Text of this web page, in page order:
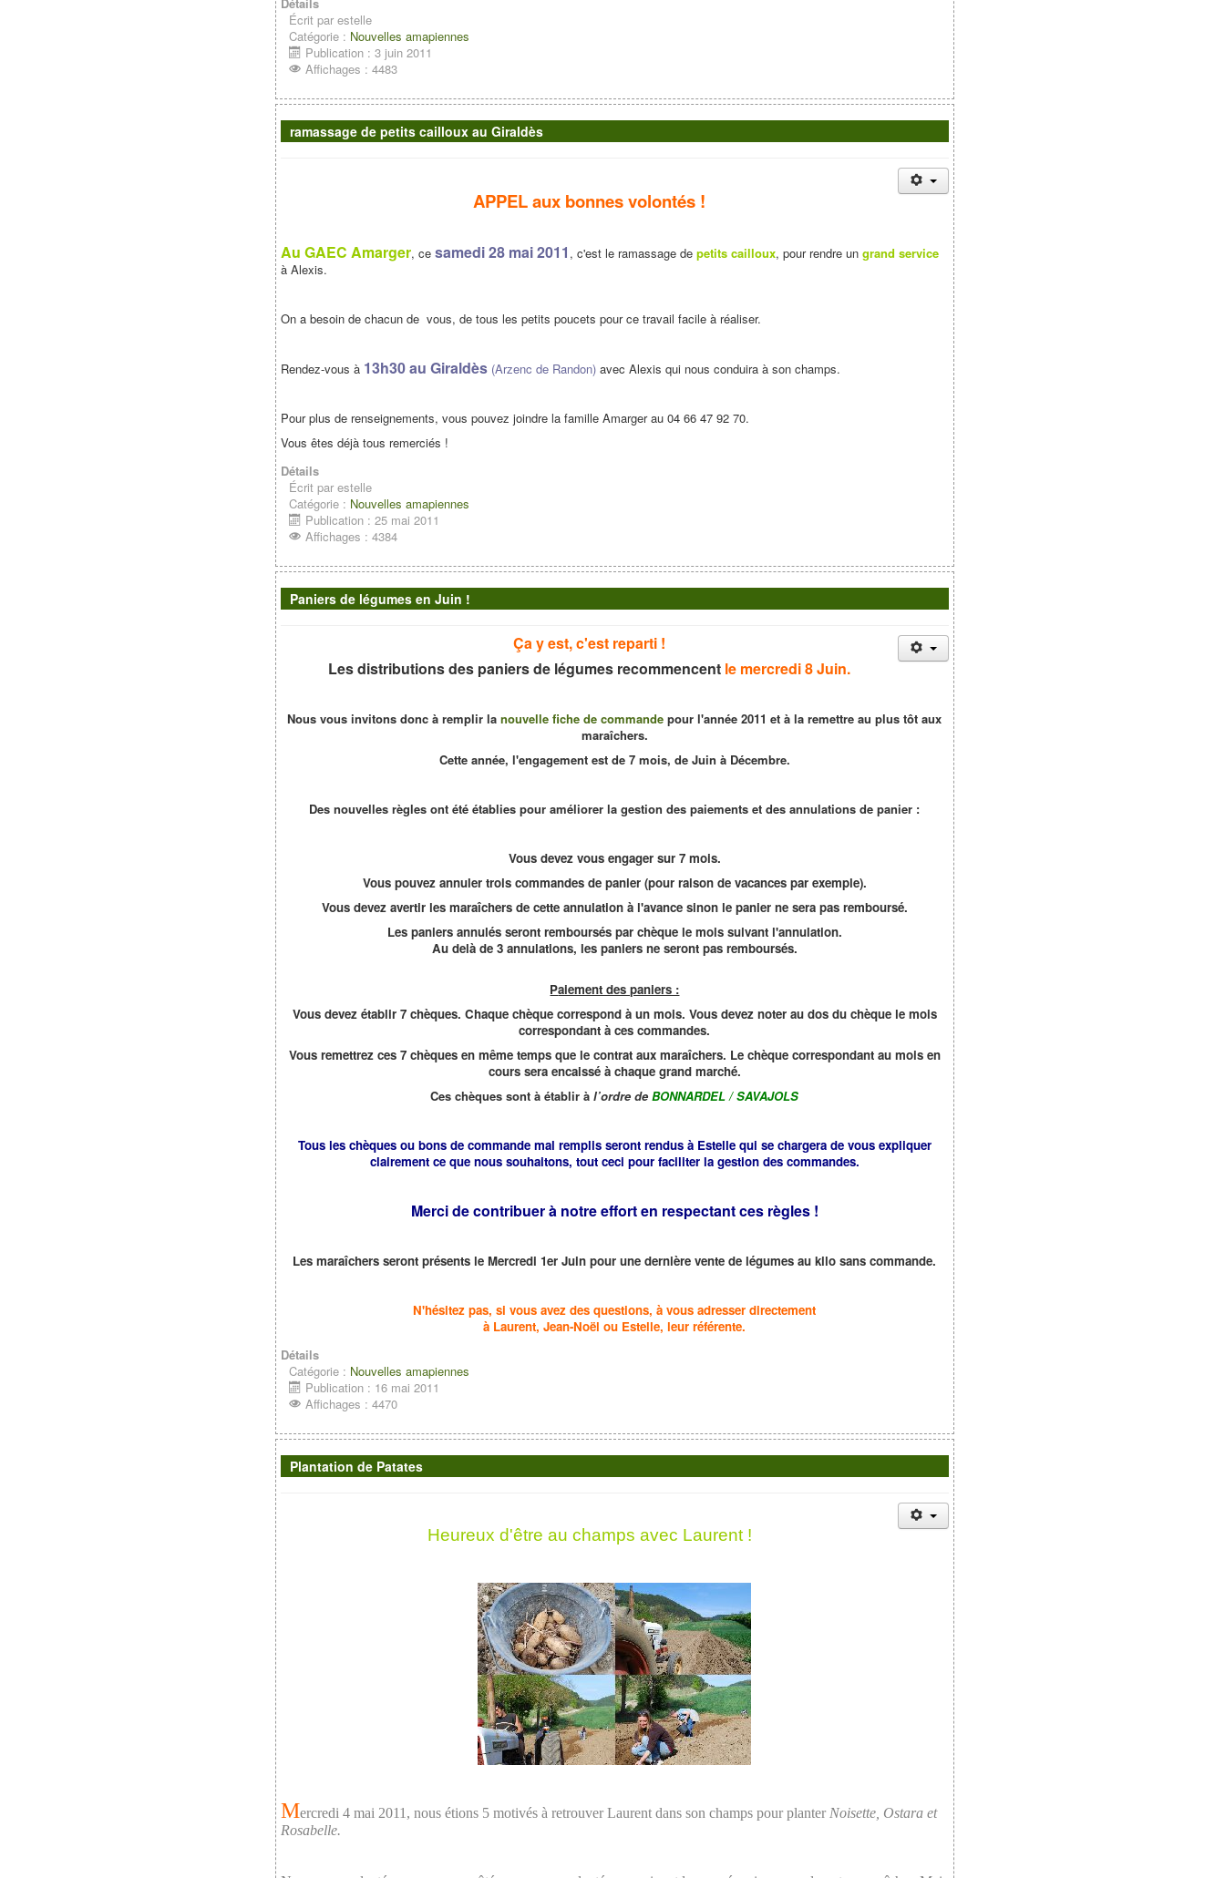
Écrit parestelle
Catégorie : Nouvelles amapiennes
Publication : 3 juin 2011
Affichages : 4483
ramassage de petits cailloux au Giraldès
APPEL aux bonnes volontés !
Au GAEC Amarger, cesamedi 28 mai 2011 , c'est le ramassage depetits cailloux, pour rendre ungrand service
à Alexis.
On a besoin de chacun de vous, de tous les petits poucets pour ce travail facile à réaliser.
Rendez-vous à 13h30 au Giraldès (Arzenc de Randon) avec Alexis qui nous conduira à son champs.
Pour plus de renseignements, vous pouvez joindre la famille Amarger au 04 66 47 92 70.
Vous êtes déjà tous remerciés !
Détails
Écrit parestelle
Catégorie : Nouvelles amapiennes
Publication : 25 mai 2011
Affichages : 4384
Paniers de légumes en Juin !
Ça y est, c'est reparti !
Les distributions des paniers de légumes recommencent le mercredi 8 Juin.
Nous vous invitons donc à remplir lanouvelle fiche de commande pour l'année 2011 et à la remettre au plus tôt aux
maraîchers.
Cette année, l'engagement est de 7 mois, de Juin à Décembre.
Des nouvelles règles ont été établies pour améliorer la gestion des paiements et des annulations de panier :
Vous devez vous engager sur 7 mois.
Vous pouvez annuler trois commandes de panier (pour raison de vacances par exemple).
Vous devez avertir les maraîchers de cette annulation à l'avance sinon le panier ne sera pas remboursé.
Les paniers annulés seront remboursés par chèque le mois suivant l'annulation.
Au delà de 3 annulations, les paniers ne seront pas remboursés.
Paiement des paniers :
Vous devez établir 7 chèques. Chaque chèque correspond à un mois. Vous devez noterau dos du chèque le mois
correspondant à ces commandes.
Vous remettrez ces 7 chèques en même temps que le contrat aux maraîchers. Le chèque correspondant au mois en
cours sera encaissé à chaque grand marché.
Ces chèques sont à établir à l’ordre deBONNARDEL / SAVAJOLS
Tous les chèques ou bons de commande mal remplis seront rendus à Estelle qui se chargera de vous expliquer
clairement ce que nous souhaitons, tout ceci pour faciliter la gestion des commandes.
Merci de contribuer à notre effort en respectant ces règles !
Les maraîchers seront présents le Mercredi 1er Juin pour une dernière vente de légumes au kilo sans commande.
N'hésitez pas, si vous avez des questions, à vous adresser directement
à Laurent, Jean-Noël ou Estelle, leur référente.
Détails
Catégorie : Nouvelles amapiennes
Publication : 16 mai 2011
Affichages : 4470
Plantation de Patates
Heureux d'être au champs avec Laurent !
Mercredi 4 mai 2011, nous étions 5 motivés à retrouver Laurent dans son champs pour planter Noisette, Ostara et
Rosabelle.